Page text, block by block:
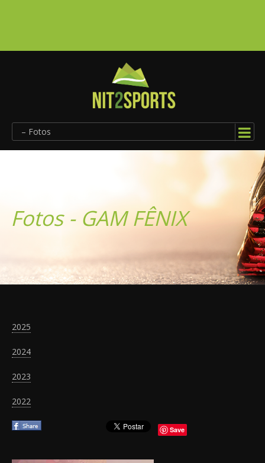
– Fotos
Fotos - GAM FÊNIX
2025
2024
2023
2022
Save